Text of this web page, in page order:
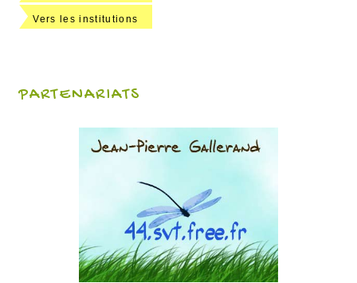
Vers les institutions
PARTENARIATS